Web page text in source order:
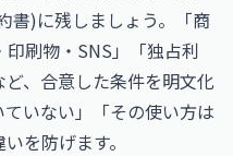
書)に残しましょう。「商
刷物・SNS」「独占利
、合意した条件を明文化
いない」「その使い方は
を防げます。